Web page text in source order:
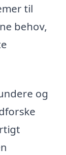
til
behov,
og